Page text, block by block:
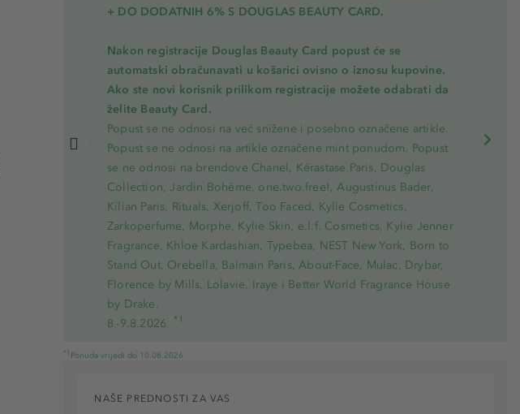
+ DO DODATNIH 6% S DOUGLAS BEAUTY CARD.
Nakon registracije Douglas Beauty Card popust će se
automatski obračunavati u košarici ovisno o iznosu kupovine.
Ako ste novi korisnik prilikom registracije možete odabrati da
želite Beauty Card.
Popust se ne odnosi na već snižene i posebno označene artikle.
Popust se ne odnosi na artikle označene mint ponudom. Popust
se ne odnosi na brendove Chanel, Kérastase Paris, Douglas
Collection, Jardin Bohème, one.two.free!, Augustinus Bader,
Kilian Paris, Rituals, Xerjoff, Too Faced, Kylie Cosmetics,
Zarkoperfume, Morphe, Kylie Skin, e.l.f. Cosmetics, Kylie Jenner
Fragrance, Khloe Kardashian, Typebea, NEST New York, Born to
Stand Out, Orebella, Balmain Paris, About-Face, Mulac, Drybar,
Florence by Mills, Lolavie, Iraye i Better World Fragrance House
by Drake.
8.-9.8.2026. *1
*1 Ponuda vrijedi do 10.08.2026
NAŠE PREDNOSTI ZA VAS